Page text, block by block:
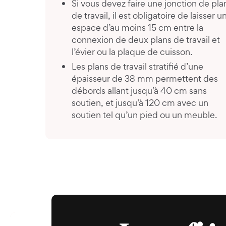
Si vous devez faire une jonction de
de travail, il est obligatoire de laisser
espace d’au moins 15 cm entre la
connexion de deux plans de travail et
l’évier ou la plaque de cuisson.
Les plans de travail stratifié d’une
épaisseur de 38 mm permettent des
débords allant jusqu’à 40 cm sans
soutien, et jusqu’à 120 cm avec un
soutien tel qu’un pied ou un meuble.